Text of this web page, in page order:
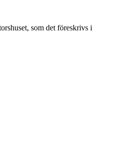
som det föreskrivs i